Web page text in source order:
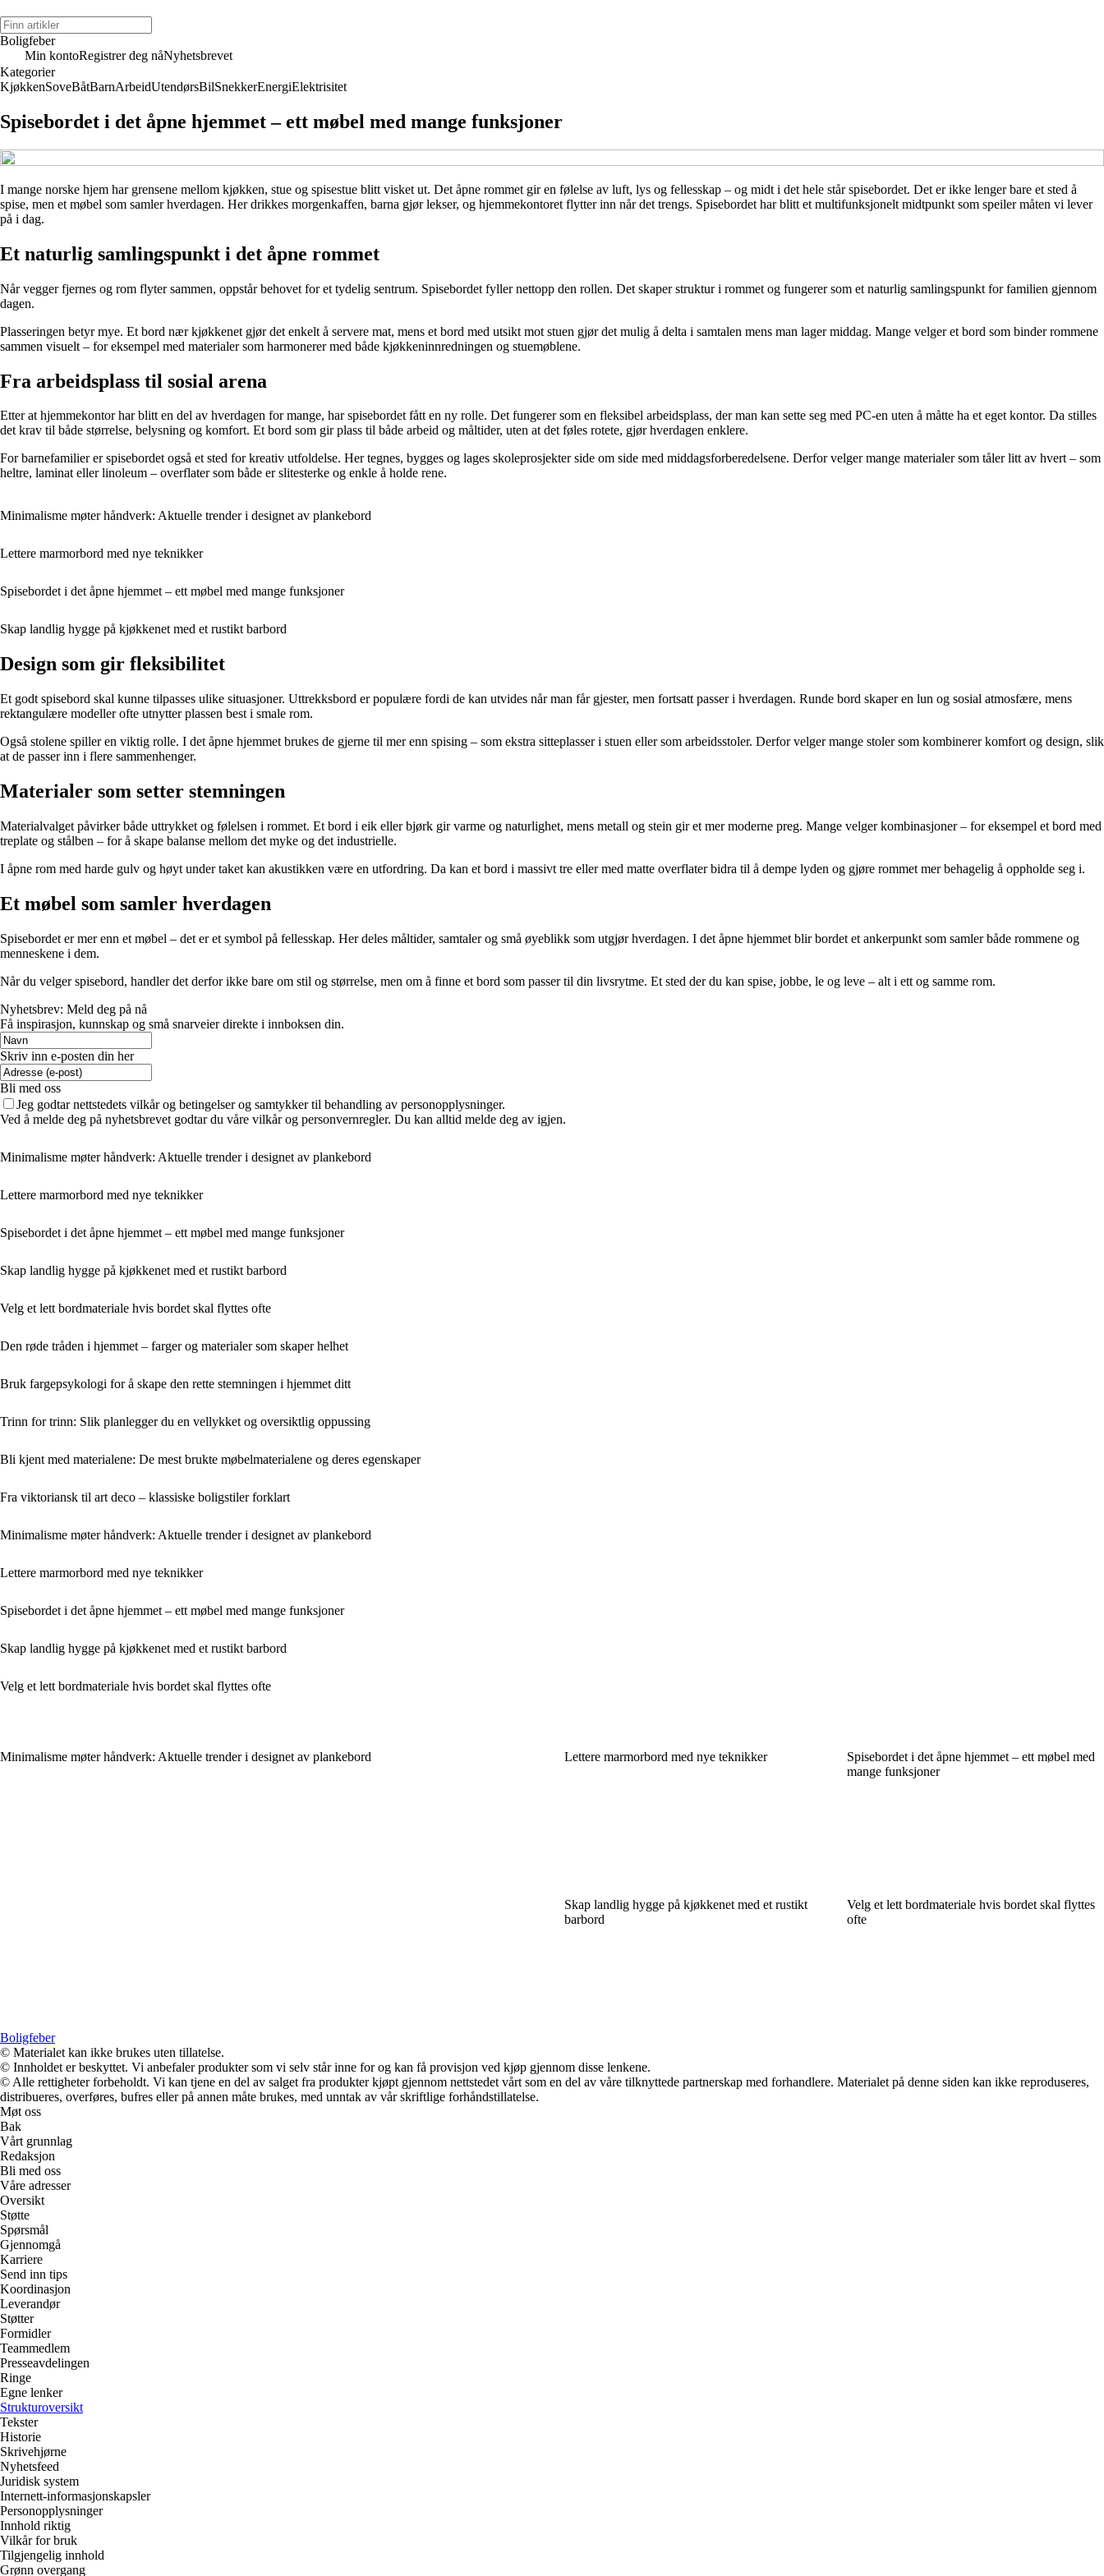
Boligfeber
Min kontoRegistrer deg nåNyhetsbrevet
Kategorier
KjøkkenSoveBåtBarnArbeidUtendørsBilSnekkerEnergiElektrisitet
Spisebordet i det åpne hjemmet – ett møbel med mange funksjoner
I mange norske hjem har grensene mellom kjøkken, stue og spisestue blitt visket ut. Det åpne rommet gir en følelse av luft, lys og fellesskap – og midt i det hele står spisebordet. Det er ikke lenger bare et sted å
spise, men et møbel som samler hverdagen. Her drikkes morgenkaffen, barna gjør lekser, og hjemmekontoret flytter inn når det trengs. Spisebordet har blitt et multifunksjonelt midtpunkt som speiler måten vi lever
på i dag.
Et naturlig samlingspunkt i det åpne rommet
Når vegger fjernes og rom flyter sammen, oppstår behovet for et tydelig sentrum. Spisebordet fyller nettopp den rollen. Det skaper struktur i rommet og fungerer som et naturlig samlingspunkt for familien gjennom
dagen.
Plasseringen betyr mye. Et bord nær kjøkkenet gjør det enkelt å servere mat, mens et bord med utsikt mot stuen gjør det mulig å delta i samtalen mens man lager middag. Mange velger et bord som binder rommene
sammen visuelt – for eksempel med materialer som harmonerer med både kjøkkeninnredningen og stuemøblene.
Fra arbeidsplass til sosial arena
Etter at hjemmekontor har blitt en del av hverdagen for mange, har spisebordet fått en ny rolle. Det fungerer som en fleksibel arbeidsplass, der man kan sette seg med PC-en uten å måtte ha et eget kontor. Da stilles
det krav til både størrelse, belysning og komfort. Et bord som gir plass til både arbeid og måltider, uten at det føles rotete, gjør hverdagen enklere.
For barnefamilier er spisebordet også et sted for kreativ utfoldelse. Her tegnes, bygges og lages skoleprosjekter side om side med middagsforberedelsene. Derfor velger mange materialer som tåler litt av hvert – som
heltre, laminat eller linoleum – overflater som både er slitesterke og enkle å holde rene.
Minimalisme møter håndverk: Aktuelle trender i designet av plankebord
Lettere marmorbord med nye teknikker
Spisebordet i det åpne hjemmet – ett møbel med mange funksjoner
Skap landlig hygge på kjøkkenet med et rustikt barbord
Design som gir fleksibilitet
Et godt spisebord skal kunne tilpasses ulike situasjoner. Uttrekksbord er populære fordi de kan utvides når man får gjester, men fortsatt passer i hverdagen. Runde bord skaper en lun og sosial atmosfære, mens
rektangulære modeller ofte utnytter plassen best i smale rom.
Også stolene spiller en viktig rolle. I det åpne hjemmet brukes de gjerne til mer enn spising – som ekstra sitteplasser i stuen eller som arbeidsstoler. Derfor velger mange stoler som kombinerer komfort og design, slik
at de passer inn i flere sammenhenger.
Materialer som setter stemningen
Materialvalget påvirker både uttrykket og følelsen i rommet. Et bord i eik eller bjørk gir varme og naturlighet, mens metall og stein gir et mer moderne preg. Mange velger kombinasjoner – for eksempel et bord med
treplate og stålben – for å skape balanse mellom det myke og det industrielle.
I åpne rom med harde gulv og høyt under taket kan akustikken være en utfordring. Da kan et bord i massivt tre eller med matte overflater bidra til å dempe lyden og gjøre rommet mer behagelig å oppholde seg i.
Et møbel som samler hverdagen
Spisebordet er mer enn et møbel – det er et symbol på fellesskap. Her deles måltider, samtaler og små øyeblikk som utgjør hverdagen. I det åpne hjemmet blir bordet et ankerpunkt som samler både rommene og
menneskene i dem.
Når du velger spisebord, handler det derfor ikke bare om stil og størrelse, men om å finne et bord som passer til din livsrytme. Et sted der du kan spise, jobbe, le og leve – alt i ett og samme rom.
Nyhetsbrev: Meld deg på nå
Få inspirasjon, kunnskap og små snarveier direkte i innboksen din.
Skriv inn e-posten din her
Bli med oss
Jeg godtar nettstedets vilkår og betingelser og samtykker til behandling av personopplysninger.
Ved å melde deg på nyhetsbrevet godtar du våre vilkår og personvernregler. Du kan alltid melde deg av igjen.
Minimalisme møter håndverk: Aktuelle trender i designet av plankebord
Lettere marmorbord med nye teknikker
Spisebordet i det åpne hjemmet – ett møbel med mange funksjoner
Skap landlig hygge på kjøkkenet med et rustikt barbord
Velg et lett bordmateriale hvis bordet skal flyttes ofte
Den røde tråden i hjemmet – farger og materialer som skaper helhet
Bruk fargepsykologi for å skape den rette stemningen i hjemmet ditt
Trinn for trinn: Slik planlegger du en vellykket og oversiktlig oppussing
Bli kjent med materialene: De mest brukte møbelmaterialene og deres egenskaper
Fra viktoriansk til art deco – klassiske boligstiler forklart
Minimalisme møter håndverk: Aktuelle trender i designet av plankebord
Lettere marmorbord med nye teknikker
Spisebordet i det åpne hjemmet – ett møbel med mange funksjoner
Skap landlig hygge på kjøkkenet med et rustikt barbord
Velg et lett bordmateriale hvis bordet skal flyttes ofte
Minimalisme møter håndverk: Aktuelle trender i designet av plankebord Lettere marmorbord med nye teknikker
Spisebordet i det åpne hjemmet – ett møbel med
mange funksjoner
Skap landlig hygge på kjøkkenet med et rustikt
barbord
Velg et lett bordmateriale hvis bordet skal flyttes
ofte
Boligfeber
© Materialet kan ikke brukes uten tillatelse.
© Innholdet er beskyttet. Vi anbefaler produkter som vi selv står inne for og kan få provisjon ved kjøp gjennom disse lenkene.
© Alle rettigheter forbeholdt. Vi kan tjene en del av salget fra produkter kjøpt gjennom nettstedet vårt som en del av våre tilknyttede partnerskap med forhandlere. Materialet på denne siden kan ikke reproduseres,
distribueres, overføres, bufres eller på annen måte brukes, med unntak av vår skriftlige forhåndstillatelse.
Møt oss
Bak
Vårt grunnlag
Redaksjon
Bli med oss
Våre adresser
Oversikt
Støtte
Spørsmål
Gjennomgå
Karriere
Send inn tips
Koordinasjon
Leverandør
Støtter
Formidler
Teammedlem
Presseavdelingen
Ringe
Egne lenker
Strukturoversikt
Tekster
Historie
Skrivehjørne
Nyhetsfeed
Juridisk system
Internett-informasjonskapsler
Personopplysninger
Innhold riktig
Vilkår for bruk
Tilgjengelig innhold
Grønn overgang